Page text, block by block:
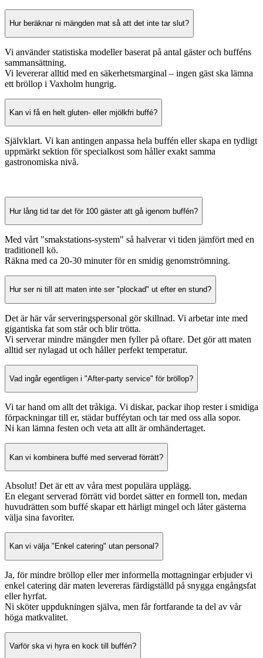
Hur beräknar ni mängden mat så att det inte tar slut?
Vi använder statistiska modeller baserat på antal gäster och bufféns
sammansättning.
Vi levererar alltid med en säkerhetsmarginal – ingen gäst ska lämna
ett bröllop i Vaxholm hungrig.
Kan vi få en helt gluten- eller mjölkfri buffé?
Självklart. Vi kan antingen anpassa hela buffén eller skapa en tydligt
uppmärkt sektion för specialkost som håller exakt samma
gastronomiska nivå.
Hur lång tid tar det för 100 gäster att gå igenom buffén?
Med vårt "smakstations-system" så halverar vi tiden jämfört med en
traditionell kö.
Räkna med ca 20-30 minuter för en smidig genomströmning.
Hur ser ni till att maten inte ser "plockad" ut efter en stund?
Det är här vår serveringspersonal gör skillnad. Vi arbetar inte med
gigantiska fat som står och blir trötta.
Vi serverar mindre mängder men fyller på oftare. Det gör att maten
alltid ser nylagad ut och håller perfekt temperatur.
Vad ingår egentligen i "After-party service" för bröllop?
Vi tar hand om allt det tråkiga. Vi diskar, packar ihop rester i smidiga
förpackningar till er, städar bufféytan och tar med oss alla sopor.
Ni kan lämna festen och veta att allt är omhändertaget.
Kan vi kombinera buffé med serverad förrätt?
Absolut! Det är ett av våra mest populära upplägg.
En elegant serverad förrätt vid bordet sätter en formell ton, medan
huvudrätten som buffé skapar ett härligt mingel och låter gästerna
välja sina favoriter.
Kan vi välja "Enkel catering" utan personal?
Ja, för mindre bröllop eller mer informella mottagningar erbjuder vi
enkel catering där maten levereras färdigställd på snygga engångsfat
eller hyrfat.
Ni sköter uppdukningen själva, men får fortfarande ta del av vår
höga matkvalitet.
Varför ska vi hyra en kock till buffén?